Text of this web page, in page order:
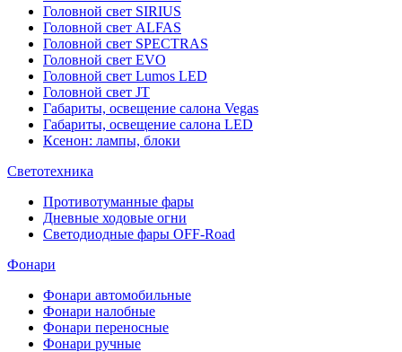
Головной свет SIRIUS
Головной свет ALFAS
Головной свет SPECTRAS
Головной свет EVO
Головной свет Lumos LED
Головной свет JT
Габариты, освещение салона Vegas
Габариты, освещение салона LED
Ксенон: лампы, блоки
Светотехника
Противотуманные фары
Дневные ходовые огни
Светодиодные фары OFF-Road
Фонари
Фонари автомобильные
Фонари налобные
Фонари переносные
Фонари ручные